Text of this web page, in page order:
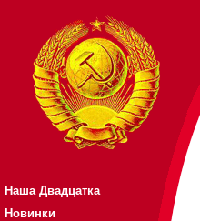
Наша Двадцатка
Новинки